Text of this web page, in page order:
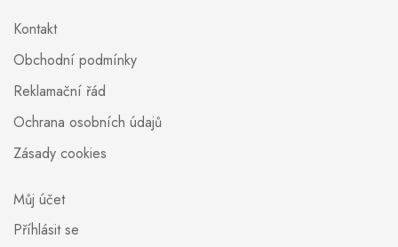
Kontakt
Obchodní podmínky
Reklamační řád
Ochrana osobních údajů
Zásady cookies
Můj účet
Příhlásit se